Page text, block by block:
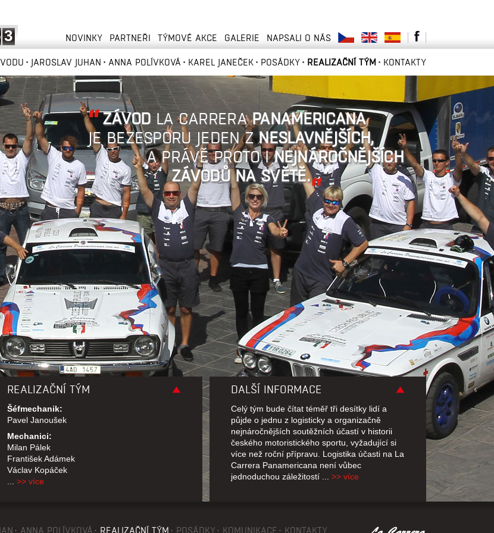
3 NOVINKY PARTNEŘI TÝMOVÉ AKCE GALERIE NAPSALI O NÁS
JAROSLAV JUHAN ANNA POLÍVKOVÁ KAREL JANEČEK POSÁDKY REALIZAČNÍ TÝM KONTAKTY
ZÁVOD LA CARRERAPANAMERICANA
JE BEZESPORU JEDEN ZNESLAVNĚJŠÍCH,
A PRÁVĚ PROTO INEJNÁROČNĚJŠÍCH
ZÁVODŮ NA SVĚTĚ.
REALIZAČNÍ TÝM
Šéfmechanik:
Pavel Janoušek
Mechanici:
Milan Pálek
František Adámek
Václav Kopáček
>> více
DALŠÍ INFORMACE
Celý tým bude čítat téměř tři desítky lidí a
půjde o jednu z logisticky a organizačně
nejnáročnějších soutěžních účastí v historii
českého motoristického sportu, vyžadující si
více než roční přípravu. Logistika účasti na La
Carrera Panamericana není vůbec
jednoduchou záležitostí ... >> více
ANNA POLÍVKOVÁ REALIZAČNÍ TÝM POSÁDKY KOMUNIKACE KONTAKTY